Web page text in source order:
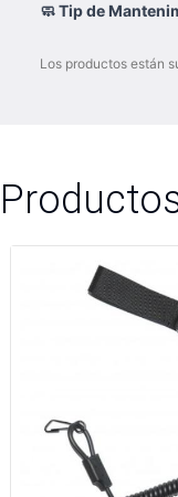
🧼 Tip de
Los productos están